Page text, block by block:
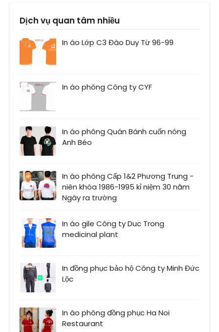
Dịch vụ quan tâm nhiều
In áo Lớp C3 Đào Duy Từ 96-99
In áo phông Công ty CYF
In áo phông Quán Bánh cuốn nóng
Anh Béo
In áo phông Cấp 1&2 Phương Trung -
niên khóa 1986-1995 kỉ niệm 30 năm
Ngày ra trường
In áo gile Công ty Duc Trong
medicinal plant
In đồng phục bảo hộ Công ty Minh Đức
Lộc
In áo phông đồng phục Ha Noi
Restaurant